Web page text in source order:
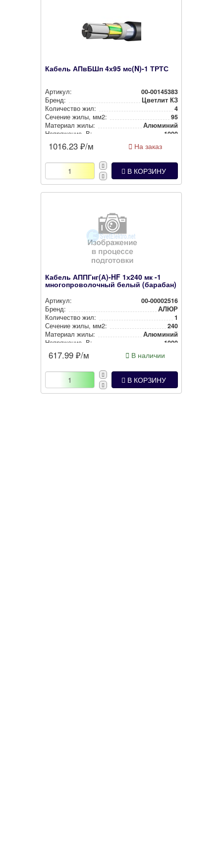
Кабель АПвБШп 4х95 мс(N)-1 ТРТС
Артикул:
00-00145383
Бренд:
Цветлит КЗ
Количество жил:
4
Сечение жилы, мм2:
95
Материал жилы:
Алюминий
Нап­ря­же­ние, В:
1000
1016.23 ₽/м На заказ
В КОРЗИНУ
Кабель АППГнг(А)-HF 1х240 мк -1
многопроволочный белый (барабан)
Артикул:
00-00002516
Бренд:
АЛЮР
Количество жил:
1
Сечение жилы, мм2:
240
Материал жилы:
Алюминий
Нап­ря­же­ние, В:
1000
617.99 ₽/м В наличии
В КОРЗИНУ